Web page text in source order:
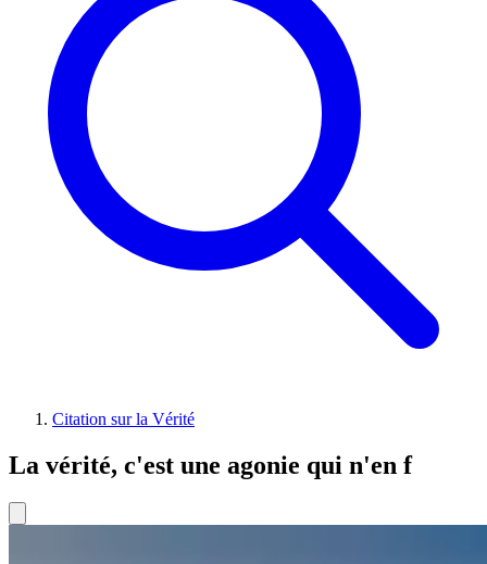
Citation sur la Vérité
La vérité, c'est une agonie qui n'en f